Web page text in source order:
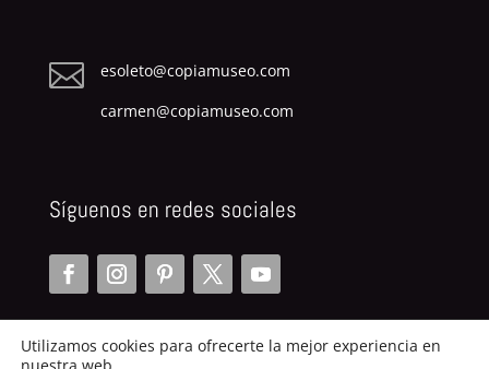

esoleto@copiamuseo.com
carmen@copiamuseo.com
Síguenos en redes sociales
Utilizamos cookies para ofrecerte la mejor experiencia en